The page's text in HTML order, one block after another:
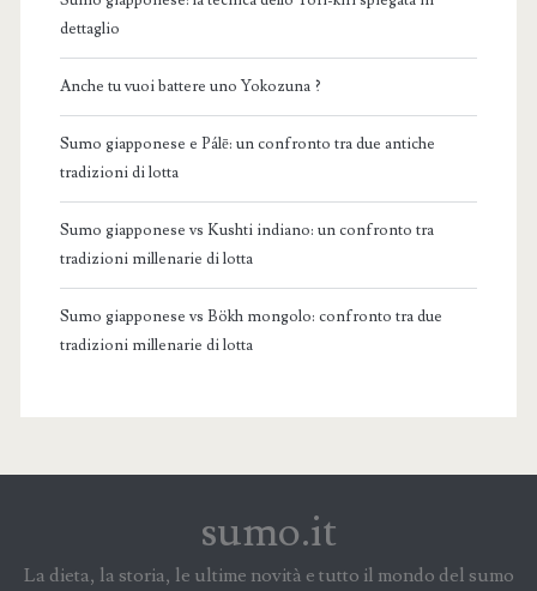
dettaglio
Anche tu vuoi battere uno Yokozuna ?
Sumo giapponese e Pálē: un confronto tra due antiche
tradizioni di lotta
Sumo giapponese vs Kushti indiano: un confronto tra
tradizioni millenarie di lotta
Sumo giapponese vs Bökh mongolo: confronto tra due
tradizioni millenarie di lotta
sumo.it
La dieta, la storia, le ultime novità e tutto il mondo del sumo